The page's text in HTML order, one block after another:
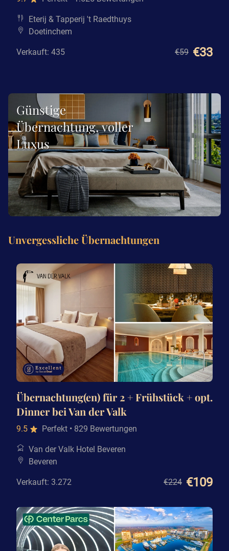
Eterij & Tapperij 't Raedthuys
Doetinchem
Verkauft: 435 €59 €33
Günstige
Übernachtung, voller
Luxus
Unvergessliche Übernachtungen
Übernachtung(en) für 2 + Frühstück + opt.
Dinner bei Van der Valk
9.5 Perfekt • 829 Bewertungen
Van der Valk Hotel Beveren
Beveren
Verkauft: 3.272 €224 €109